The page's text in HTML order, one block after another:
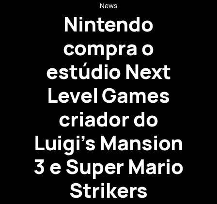
News
Nintendo
compra o
estúdio Next
Level Games
criador do
Luigi’s Mansion
3 e Super Mario
Strikers